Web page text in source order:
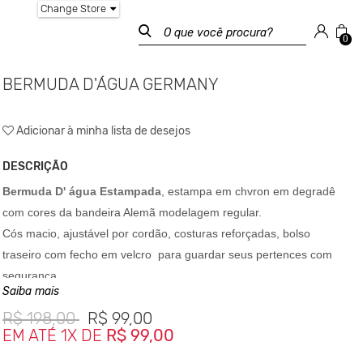
Change Store
0
BERMUDA D'ÁGUA GERMANY
Adicionar à minha lista de desejos
DESCRIÇÃO
Bermuda D' água Estampada, estampa em chvron em degradê
com cores da bandeira Alemã modelagem regular.
Cós macio, ajustável por cordão, costuras reforçadas, bolso
traseiro com fecho em velcro para guardar seus pertences com
segurança.
Estampada.
Composição
Saiba mais
R$ 198,00 R$ 99,00
EM ATÉ 1X DE R$ 99,00